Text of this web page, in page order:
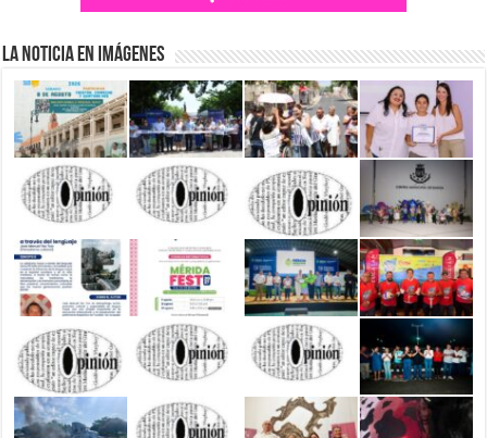
La Noticia en Imágenes